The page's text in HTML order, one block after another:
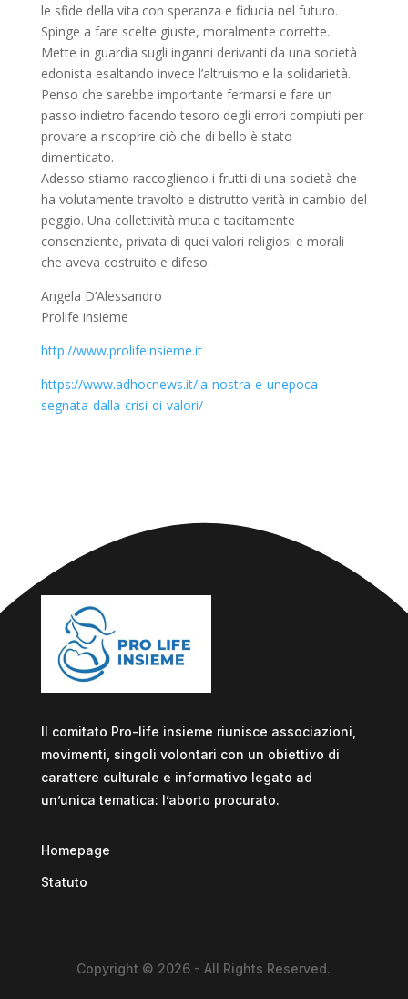
le sfide della vita con speranza e fiducia nel futuro.
Spinge a fare scelte giuste, moralmente corrette.
Mette in guardia sugli inganni derivanti da una società
edonista esaltando invece l’altruismo e la solidarietà.
Penso che sarebbe importante fermarsi e fare un
passo indietro facendo tesoro degli errori compiuti per
provare a riscoprire ciò che di bello è stato
dimenticato.
Adesso stiamo raccogliendo i frutti di una società che
ha volutamente travolto e distrutto verità in cambio del
peggio. Una collettività muta e tacitamente
consenziente, privata di quei valori religiosi e morali
che aveva costruito e difeso.
Angela D’Alessandro
Prolife insieme
http://www.prolifeinsieme.it
https://www.adhocnews.it/la-nostra-e-unepoca-
segnata-dalla-crisi-di-valori/
Il comitato Pro-life insieme riunisce associazioni,
movimenti, singoli volontari con un obiettivo di
carattere culturale e informativo legato ad
un’unica tematica: l’aborto procurato.
Homepage
Statuto
Copyright © 2026 - All Rights Reserved.